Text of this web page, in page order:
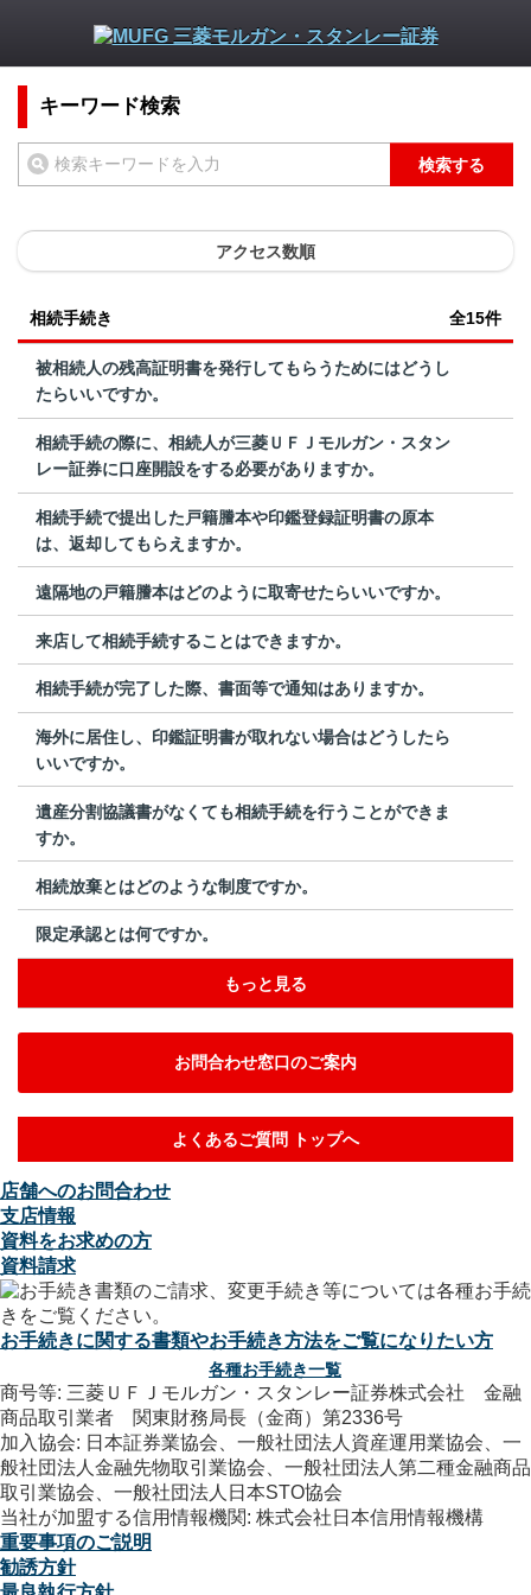
キーワード検索
検索する
アクセス数順
相続手続き 全15件
被相続人の残高証明書を発行してもらうためにはどうし
たらいいですか。
相続手続の際に、相続人が三菱ＵＦＪモルガン・スタン
レー証券に口座開設をする必要がありますか。
相続手続で提出した戸籍謄本や印鑑登録証明書の原本
は、返却してもらえますか。
遠隔地の戸籍謄本はどのように取寄せたらいいですか。
来店して相続手続することはできますか。
相続手続が完了した際、書面等で通知はありますか。
海外に居住し、印鑑証明書が取れない場合はどうしたら
いいですか。
遺産分割協議書がなくても相続手続を行うことができま
すか。
相続放棄とはどのような制度ですか。
限定承認とは何ですか。
もっと見る
お問合わせ窓口のご案内
よくあるご質問 トップへ
店舗へのお問合わせ
支店情報
資料をお求めの方
資料請求
お手続きに関する書類やお手続き方法をご覧になりたい方
各種お手続き一覧
商号等: 三菱ＵＦＪモルガン・スタンレー証券株式会社 金融
商品取引業者 関東財務局長（金商）第2336号
加入協会: 日本証券業協会、一般社団法人資産運用業協会、一
般社団法人金融先物取引業協会、一般社団法人第二種金融商品
取引業協会、一般社団法人日本STO協会
当社が加盟する信用情報機関: 株式会社日本信用情報機構
重要事項のご説明
勧誘方針